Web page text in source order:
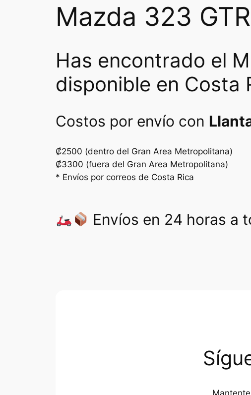
Mazda 323
Has encontrado el
disponible en Costa
Costos por envío con
₡2500 (dentro del Gran Area Metropolitana)
₡3300 (fuera del Gran Area Metropolitana)
* Envíos por correos de Costa Rica
Envíos en 24 horas a